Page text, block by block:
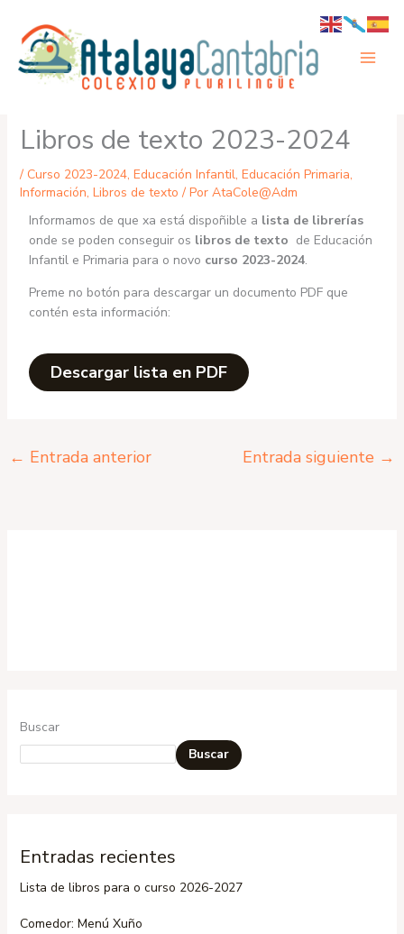
contenido
Libros de texto 2023-2024
/ Curso 2023-2024, Educación Infantil, Educación Primaria,
Información, Libros de texto / Por AtaCole@Adm
Informamos de que xa está dispoñible a lista de librerías
onde se poden conseguir os libros de texto de Educación
Infantil e Primaria para o novo curso 2023-2024.
Preme no botón para descargar un documento PDF que
contén esta información:
Descargar lista en PDF
← Entrada anterior Entrada siguiente →
Buscar
Buscar
Entradas recientes
Lista de libros para o curso 2026-2027
Comedor: Menú Xuño